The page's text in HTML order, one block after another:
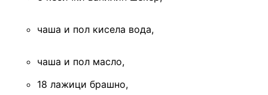
чаша и пол кисела вода,
чаша и пол масло,
18 лажици брашно,